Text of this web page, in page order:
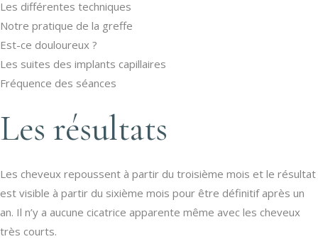
Les différentes techniques
Notre pratique de la greffe
Est-ce douloureux ?
Les suites des implants capillaires
Fréquence des séances
Les résultats
Les cheveux repoussent à partir du troisième mois et le résultat
est visible à partir du sixième mois pour être définitif après un
an. Il n’y a aucune cicatrice apparente même avec les cheveux
très courts.